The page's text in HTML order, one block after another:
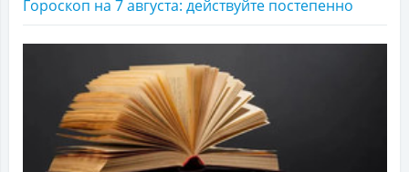
Гороскоп на 7 августа: действуйте постепенно